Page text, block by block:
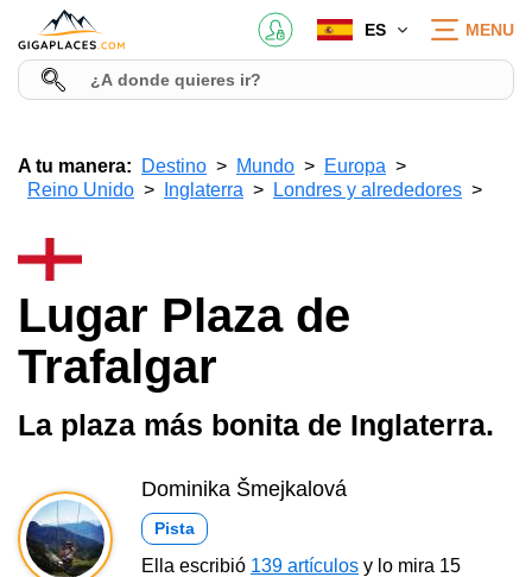
ES MENU
A tu manera: Destino Mundo
Europa
Reino Unido
Inglaterra Londres y alrededores
Lugar Plaza de
Trafalgar
La plaza más bonita de Inglaterra.
Dominika Šmejkalová
Pista
Ella escribió 139 artículos y lo mira 15